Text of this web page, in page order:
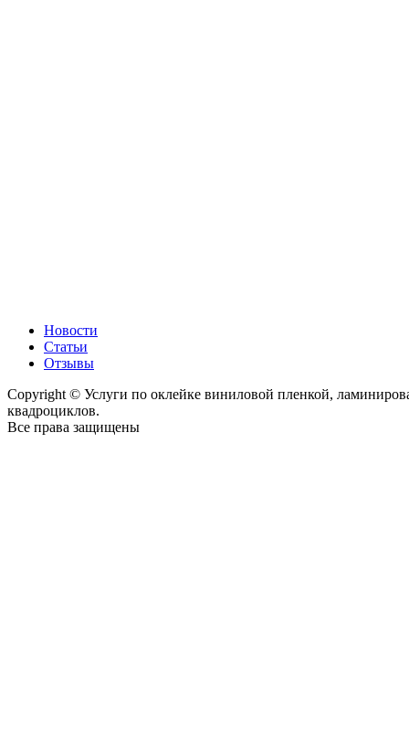
Новости
Статьи
Отзывы
Copyright © Услуги по оклейке виниловой пленкой,
квадроциклов.
Все права защищены